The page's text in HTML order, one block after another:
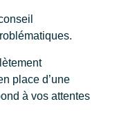
place d’une
à vos attentes